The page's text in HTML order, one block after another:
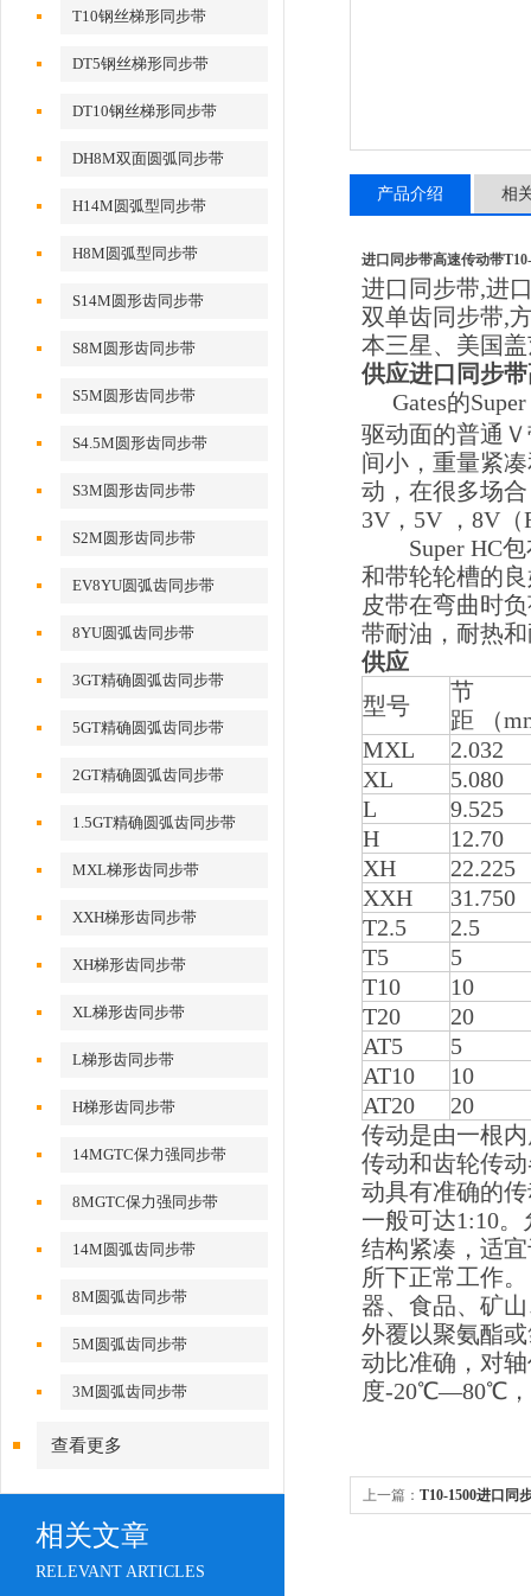
T10钢丝梯形同步带
DT5钢丝梯形同步带
DT10钢丝梯形同步带
DH8M双面圆弧同步带
H14M圆弧型同步带
H8M圆弧型同步带
S14M圆形齿同步带
S8M圆形齿同步带
S5M圆形齿同步带
S4.5M圆形齿同步带
S3M圆形齿同步带
S2M圆形齿同步带
EV8YU圆弧齿同步带
8YU圆弧齿同步带
3GT精确圆弧齿同步带
5GT精确圆弧齿同步带
2GT精确圆弧齿同步带
1.5GT精确圆弧齿同步带
MXL梯形齿同步带
XXH梯形齿同步带
XH梯形齿同步带
XL梯形齿同步带
L梯形齿同步带
H梯形齿同步带
14MGTC保力强同步带
8MGTC保力强同步带
14M圆弧齿同步带
8M圆弧齿同步带
5M圆弧齿同步带
3M圆弧齿同步带
查看更多
相关文章
RELEVANT ARTICLES
产品介绍 相
进口同步带高速传动带
进口同步带,进
双单齿同步带,
本三星、美国
供应进口同步
Gates的
驱动面的普通
间小，重量紧
动，在很多场
3V，5V ，8V（
Super HC包
和带轮轮槽的
皮带在弯曲时
带耐油，耐热
供应
型号
节
距 （
MXL
2.032
XL
5.080
L
9.525
H
12.70
XH
22.225
XXH
31.750
T2.5
2.5
T5
5
T10
10
T20
20
AT5
5
AT10
10
AT20
20
传动是由一根
传动和齿轮传
动具有准确的
一般可达1:10
结构紧凑，适
所下正常工作
器、食品、矿
外覆以聚氨酯
动比准确，对
度-20℃―80℃，
上一篇： T10-1500进口同